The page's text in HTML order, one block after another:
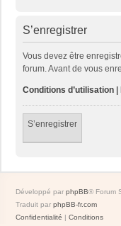
S’enregistrer
Vous devez être
forum. Avant de vous
Conditions d’utilisation
S’enregistrer
Développé par phpBB® Forum
Traduit par phpBB-fr.com
Confidentialité | Conditions